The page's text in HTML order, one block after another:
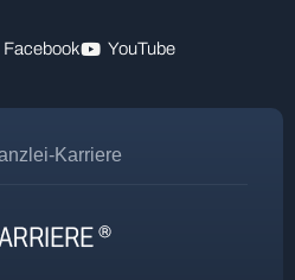
Facebook YouTube
Karriere